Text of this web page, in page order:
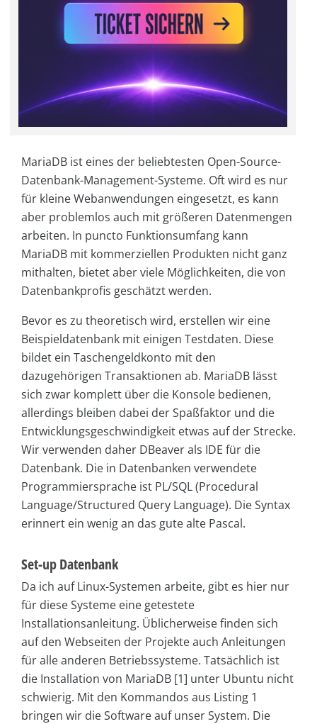
MariaDB ist eines der beliebtesten Open-Source-
Datenbank-Management-Systeme. Oft wird es nur
für kleine Webanwendungen eingesetzt, es kann
aber problemlos auch mit größeren Datenmengen
arbeiten. In puncto Funktionsumfang kann
MariaDB mit kommerziellen Produkten nicht ganz
mithalten, bietet aber viele Möglichkeiten, die von
Datenbankprofis geschätzt werden.
Bevor es zu theoretisch wird, erstellen wir eine
Beispieldatenbank mit einigen Testdaten. Diese
bildet ein Taschengeldkonto mit den
dazugehörigen Transaktionen ab. MariaDB lässt
sich zwar komplett über die Konsole bedienen,
allerdings bleiben dabei der Spaßfaktor und die
Entwicklungsgeschwindigkeit etwas auf der Strecke.
Wir verwenden daher DBeaver als IDE für die
Datenbank. Die in Datenbanken verwendete
Programmiersprache ist PL/SQL (Procedural
Language/Structured Query Language). Die Syntax
erinnert ein wenig an das gute alte Pascal.
Set-up Datenbank
Da ich auf Linux-Systemen arbeite, gibt es hier nur
für diese Systeme eine getestete
Installationsanleitung. Üblicherweise finden sich
auf den Webseiten der Projekte auch Anleitungen
für alle anderen Betriebssysteme. Tatsächlich ist
die Installation von MariaDB [1] unter Ubuntu nicht
schwierig. Mit den Kommandos aus Listing 1
bringen wir die Software auf unser System. Die